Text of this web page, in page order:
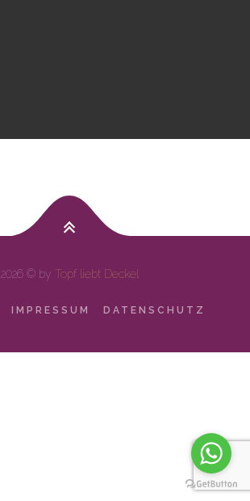
2026 © by Topf liebt Deckel
IMPRESSUM DATENSCHUTZ